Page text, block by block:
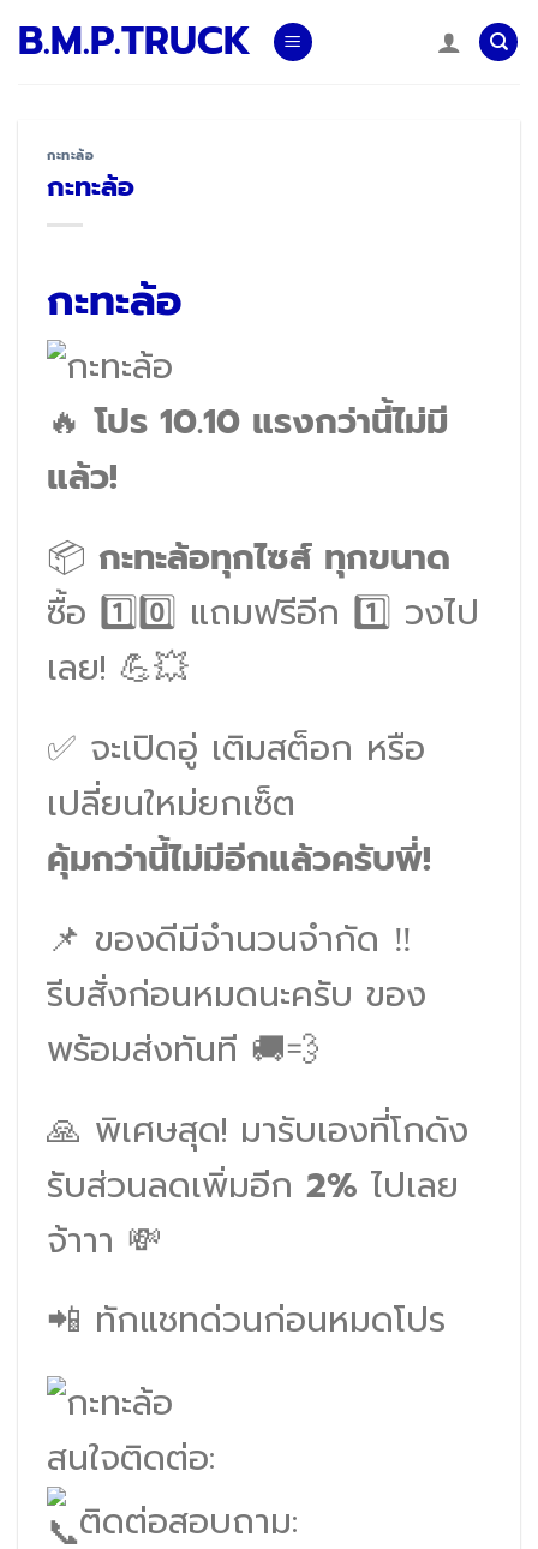
B.M.P.TRUCK
กะทะล้อ
กะทะล้อ
กะทะล้อ
🔥โปร 10.10 แรงกว่านี้ไม่มี
แล้ว!
📦 กะทะล้อทุกไซส์ ทุกขนาด
ซื้อ 1️⃣0️⃣ แถมฟรีอีก 1️⃣ วงไป
เลย! 💪💥
✅ จะเปิดอู่ เติมสต็อก หรือ
เปลี่ยนใหม่ยกเซ็ต
คุ้มกว่านี้ไม่มีอีกแล้วครับพี่!
📌 ของดีมีจำนวนจำกัด ‼️
รีบสั่งก่อนหมดนะครับ ของ
พร้อมส่งทันที 🚚💨
🙏 พิเศษสุด! มารับเองที่โกดัง
รับส่วนลดเพิ่มอีก 2% ไปเลย
จ้าาา 💸
📲 ทักแชทด่วนก่อนหมดโปร
สนใจติดต่อ:
ติดต่อสอบถาม: